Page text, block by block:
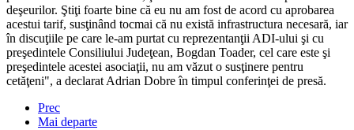
deşeurilor. Ştiţi foarte bine că eu nu am fost de acord cu aprobarea
acestui tarif, susţinând tocmai că nu există infrastructura necesară, iar
în discuţiile pe care le-am purtat cu reprezentanţii ADI-ului şi cu
preşedintele Consiliului Judeţean, Bogdan Toader, cel care este şi
preşedintele acestei asociaţii, nu am văzut o susţinere pentru
cetăţeni", a declarat Adrian Dobre în timpul conferinţei de presă.
Prec
Mai departe